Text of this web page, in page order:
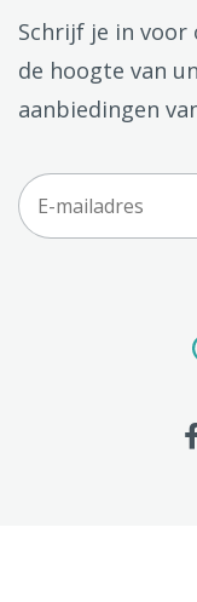
Schrijf je in voor
de hoogte van
aanbiedingen